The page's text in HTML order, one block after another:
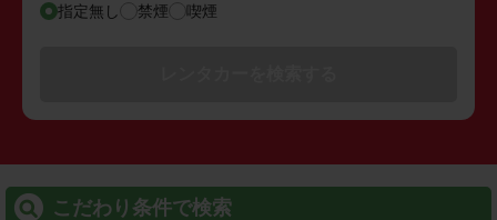
指定無し 禁煙 喫煙
こだわり条件で検索